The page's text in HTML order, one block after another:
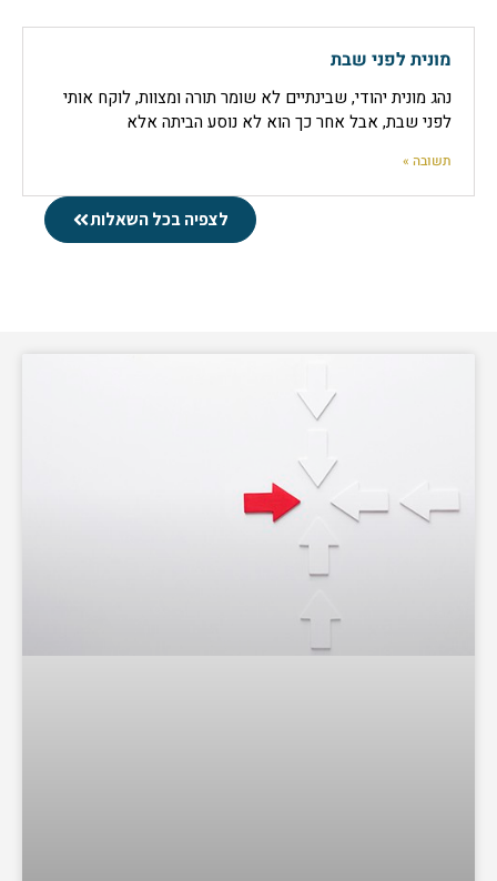
מונית לפני שבת
נהג מונית יהודי, שבינתיים לא שומר תורה ומצוות, לוקח אותי
לפני שבת, אבל אחר כך הוא לא נוסע הביתה אלא
תשובה »
לצפיה בכל השאלות